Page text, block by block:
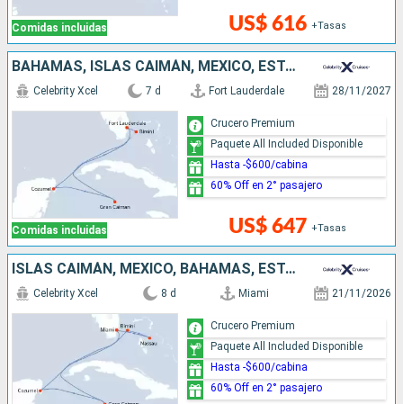
Comidas incluidas US$ 616 +Tasas
BAHAMAS, ISLAS CAIMÁN, MÉXICO, ESTADOS UNIDOS
Comidas incluidas
Celebrity Xcel 7 d Fort Lauderdale 28/11/2027
US$ 647 +Tasas
Crucero Premium
Paquete All Included Disponible
Hasta -$600/cabina
60% Off en 2° pasajero
ISLAS CAIMÁN, MÉXICO, BAHAMAS, ESTADOS UNIDOS
Celebrity Xcel 8 d Miami 21/11/2026
Crucero Premium
Paquete All Included Disponible
Hasta -$600/cabina
60% Off en 2° pasajero